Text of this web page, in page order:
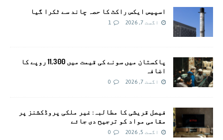
اسپیس ایکس راکٹ کا حصہ چاند سے ٹکرا گیا
اگست 7, 2026 1
پاکستان میں سونے کی قیمت میں 11,300 روپے کا
اضافہ
اگست 7, 2026 0
فیصل قریشی کا مطالبہ: غیر ملکی پروڈکشنز پر
مقامی مواد کو ترجیح دی جائے
اگست 5, 2026 0